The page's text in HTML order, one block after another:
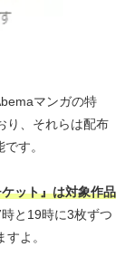
マンガの特
り、それらは配布
す。
ット』は対象作品
と19時に3枚ずつ
よ。